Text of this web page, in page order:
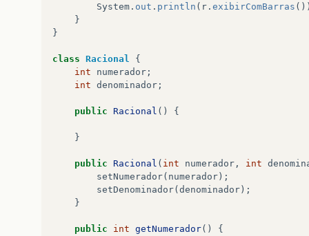
System . out . println ( a .dividir(b));
}
}
System . out . println ( r . exibirComBarras
}
}
class Racional
{
int
numerador ;
int denominador ;
public Racional () {
}
public Racional ( int numerador , int
setNumerador( numerador );
setDenominador( denominador );
}
public int getNumerador()
{